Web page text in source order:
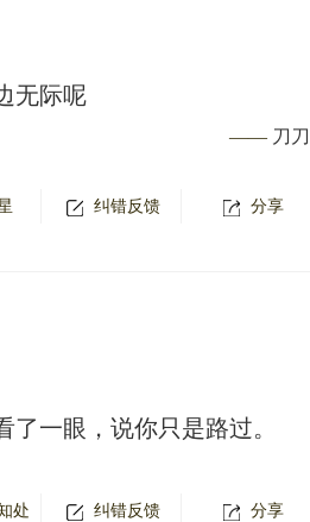
无际呢
—— 刀刀
纠错反馈 分享
一眼，说你只是路过。
处 纠错反馈 分享